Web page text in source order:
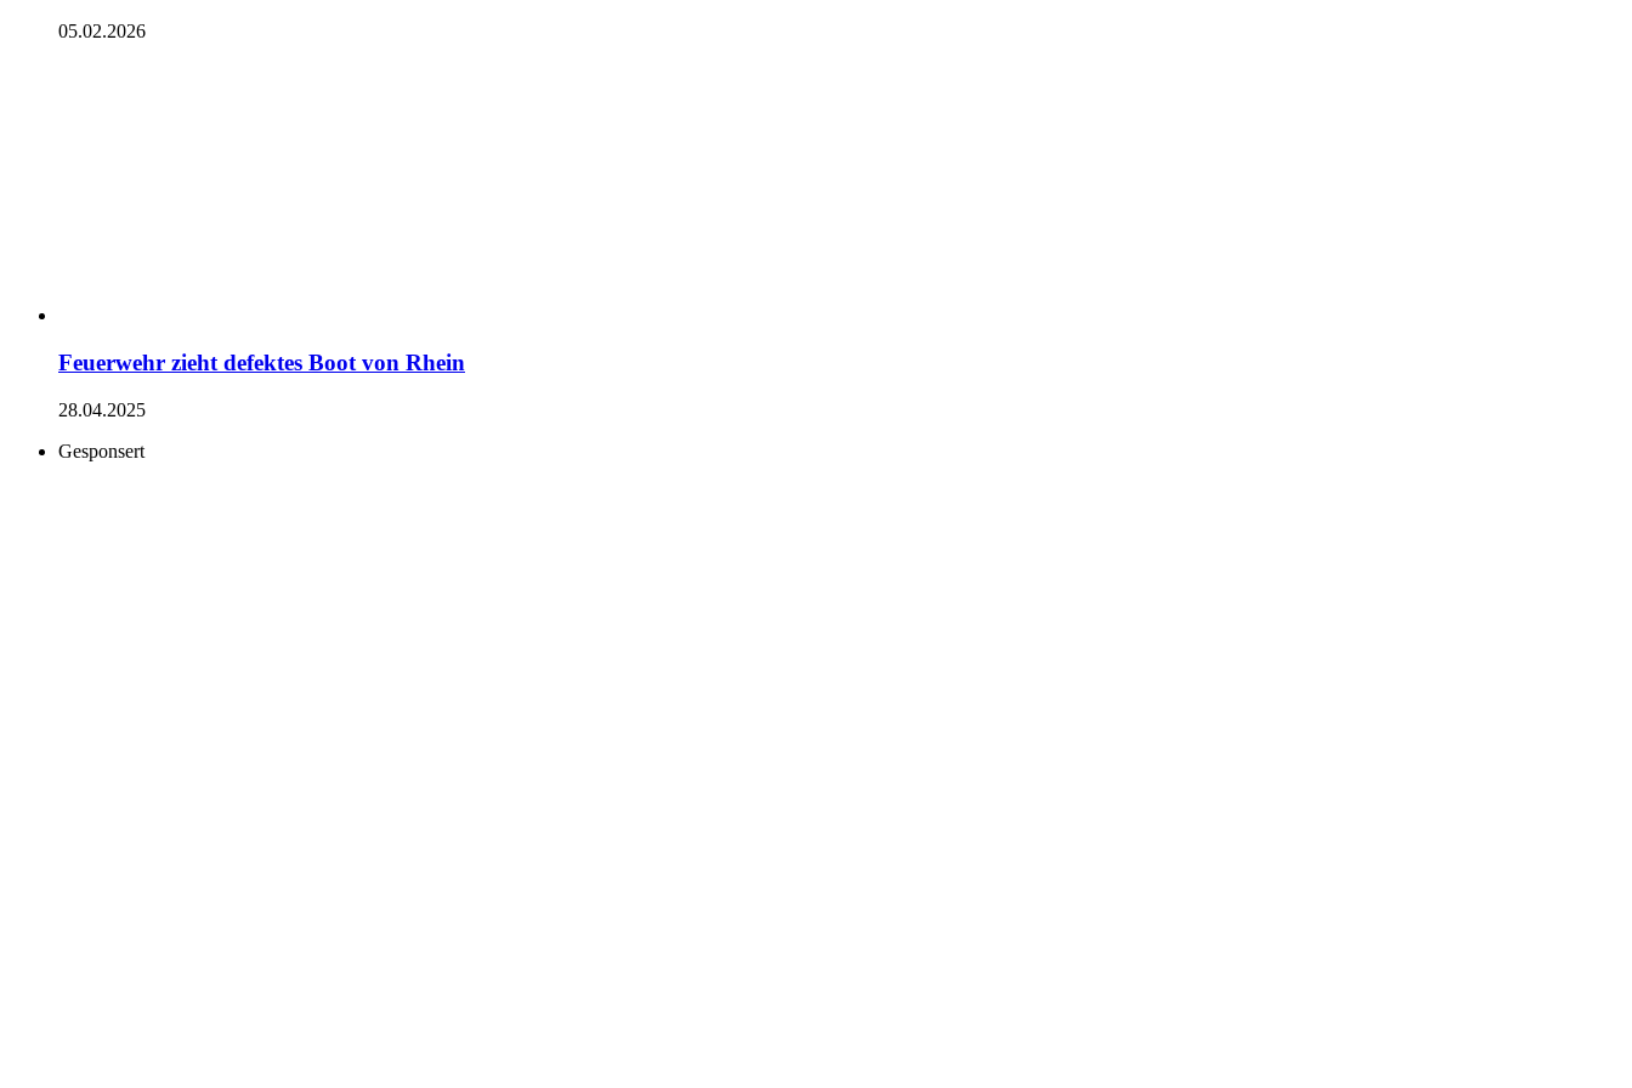
05.02.2026
Feuerwehr zieht defektes Boot von Rhein
28.04.2025
Gesponsert